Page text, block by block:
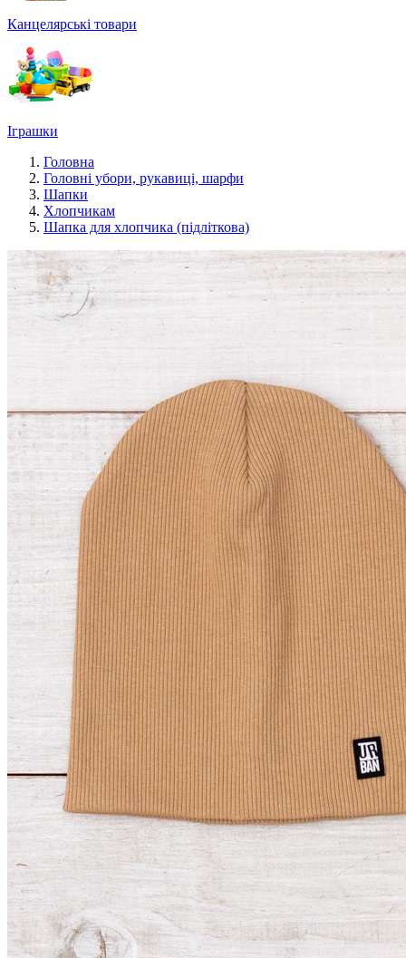
Канцелярські товари
Іграшки
Головна
Головні убори, рукавиці, шарфи
Шапки
Хлопчикам
Шапка для хлопчика (підліткова)